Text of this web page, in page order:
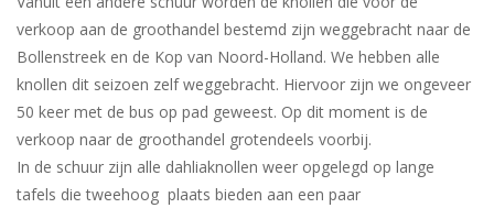
verkoop aan de groothandel bestemd zijn weggebracht naar de
Bollenstreek en de Kop van Noord-Holland. We hebben alle
knollen dit seizoen zelf weggebracht. Hiervoor zijn we ongeveer
50 keer met de bus op pad geweest. Op dit moment is de
verkoop naar de groothandel grotendeels voorbij.
In de schuur zijn alle dahliaknollen weer opgelegd op lange
tafels die tweehoog plaats bieden aan een paar